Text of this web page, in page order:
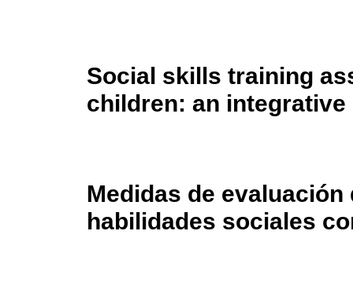
Social skills training
children: an integrative
Medidas de
habilidades sociales